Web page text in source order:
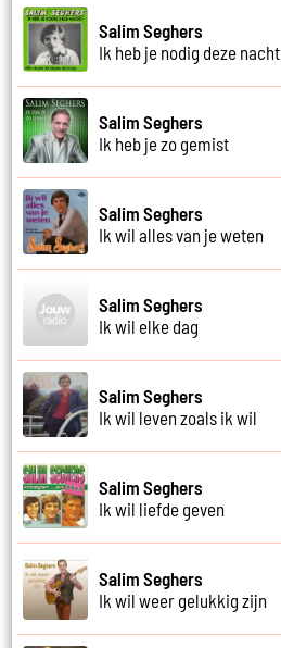
Salim Seghers
Ik heb je nodig deze nacht
Salim Seghers
Ik heb je zo gemist
Salim Seghers
Ik wil alles van je weten
Salim Seghers
Ik wil elke dag
Salim Seghers
Ik wil leven zoals ik wil
Salim Seghers
Ik wil liefde geven
Salim Seghers
Ik wil weer gelukkig zijn